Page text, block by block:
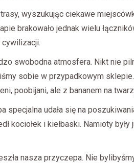
wyszukując ciekawe
brakowało jednak wielu
swobodna atmosfera. Nikt nie
sobie w przypadkowym
poobijani, ale z bananem na
specjalna udała się na
kociołek i kiełbaski. Namioty
nasza przyczepa. Nie